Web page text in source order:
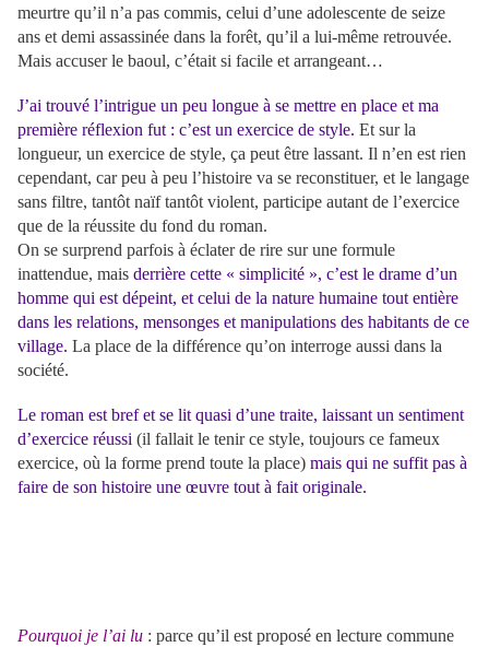
meurtre qu’il n’a pas commis, celui d’une adolescente de seize
ans et demi assassinée dans la forêt, qu’il a lui-même retrouvée.
Mais accuser le baoul, c’était si facile et arrangeant…
J’ai trouvé l’intrigue un peu longue à se mettre en place et ma
première réflexion fut : c’est un exercice de style. Et sur la
longueur, un exercice de style, ça peut être lassant. Il n’en est rien
cependant, car peu à peu l’histoire va se reconstituer, et le langage
sans filtre, tantôt naïf tantôt violent, participe autant de l’exercice
que de la réussite du fond du roman.
On se surprend parfois à éclater de rire sur une formule
inattendue, mais derrière cette « simplicité », c’est le drame d’un
homme qui est dépeint, et celui de la nature humaine tout entière
dans les relations, mensonges et manipulations des habitants de ce
village. La place de la différence qu’on interroge aussi dans la
société.
Le roman est bref et se lit quasi d’une traite, laissant un sentiment
d’exercice réussi (il fallait le tenir ce style, toujours ce fameux
exercice, où la forme prend toute la place) mais qui ne suffit pas à
faire de son histoire une œuvre tout à fait originale.
Pourquoi je l’ai lu : parce qu’il est proposé en lecture commune